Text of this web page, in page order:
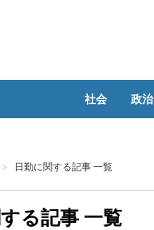
社会 政治
日勤に関する記事 一覧
る記事 一覧